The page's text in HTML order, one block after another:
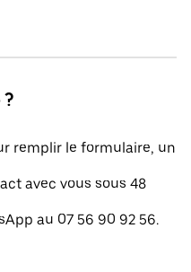
remplir le formulaire, un
avec vous sous 48
au 07 56 90 92 56.